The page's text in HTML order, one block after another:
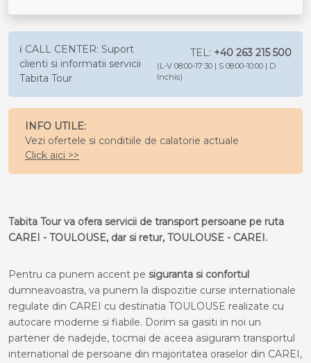
ℹ️ CALL CENTER: Suport
clienti si informatii servicii
Tabita Tour
TEL: +40 263 215 500
(L-V 08:00-17:30 | S 08:00-10:00 | D
Inchis)
INFO UTILE:
Vezi ofertele si conditiile de calatorie actuale
Click aici >>
Tabita Tour va ofera servicii de transport persoane pe ruta
CAREI - TOULOUSE, dar si retur, TOULOUSE - CAREI.
Pentru ca punem accent pe siguranta si confortul
dumneavoastra, va punem la dispozitie curse internationale
regulate din CAREI cu destinatia TOULOUSE realizate cu
autocare moderne si fiabile. Dorim sa gasiti in noi un
partener de nadejde, tocmai de aceea asiguram transportul
international de persoane din majoritatea oraselor din CAREI,